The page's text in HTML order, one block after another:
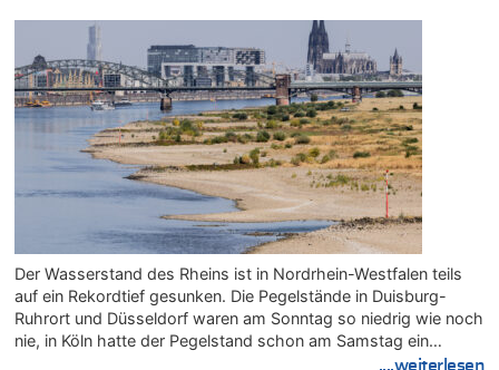
Der Wasserstand des Rheins ist in Nordrhein-Westfalen teils
auf ein Rekordtief gesunken. Die Pegelstände in Duisburg-
Ruhrort und Düsseldorf waren am Sonntag so niedrig wie noch
nie, in Köln hatte der Pegelstand schon am Samstag ein…
....weiterlesen